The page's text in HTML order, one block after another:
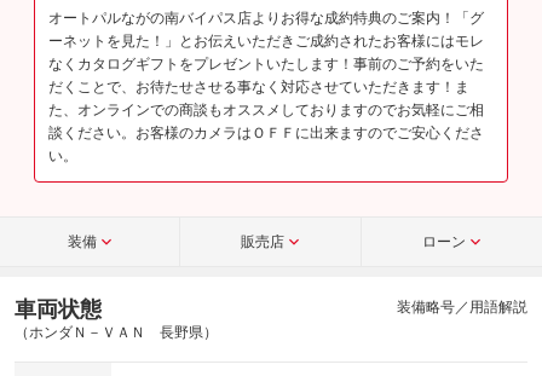
オートパルながの南バイパス店よりお得な成約特典のご案内！「グ
ーネットを見た！」とお伝えいただきご成約されたお客様にはモレ
なくカタログギフトをプレゼントいたします！事前のご予約をいた
だくことで、お待たせさせる事なく対応させていただきます！ま
た、オンラインでの商談もオススメしておりますのでお気軽にご相
談ください。お客様のカメラはＯＦＦに出来ますのでご安心くださ
い。
装備 販売店 ローン
車両状態
（ホンダＮ－ＶＡＮ 長野県）
装備略号／用語解説